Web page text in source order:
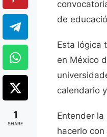
de
Esta lógica
en México
calendario
Entender
hacerlo
1
SHARE